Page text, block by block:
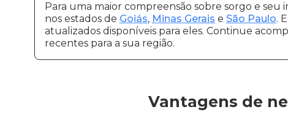
Para uma maior compreensão sobre sorgo e
nos estados de Goiás, Minas Gerais e São Paulo.
atualizados disponíveis para eles. Continue
recentes para a sua região.
Vantagens de